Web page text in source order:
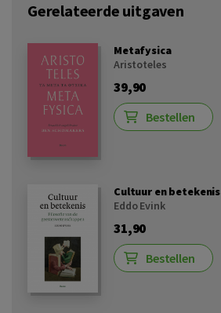
Gerelateerde uitgaven
Metafysica
Aristoteles
39,90
Bestellen
Cultuur en betekenis
Eddo Evink
31,90
Bestellen